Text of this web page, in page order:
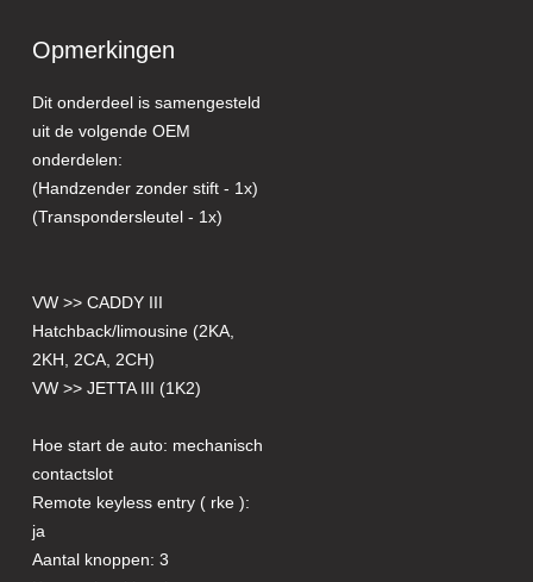
Opmerkingen
Dit onderdeel is samengesteld
uit de volgende OEM
onderdelen:
(Handzender zonder stift - 1x)
(Transpondersleutel - 1x)
VW >> CADDY III
Hatchback/limousine (2KA,
2KH, 2CA, 2CH)
VW >> JETTA III (1K2)
Hoe start de auto: mechanisch
contactslot
Remote keyless entry ( rke ):
ja
Aantal knoppen: 3